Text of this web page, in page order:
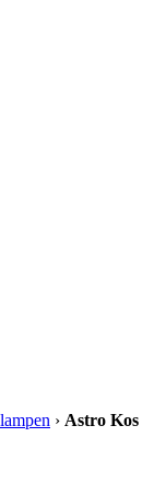
› Astro Kos